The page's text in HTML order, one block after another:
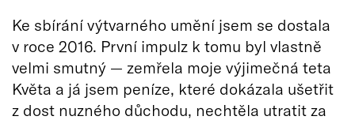
Ke sbírání výtvarného umění jsem se dostala
v roce 2016. První impulz k tomu byl vlastně
velmi smutný — zemřela moje výjimečná teta
Květa a já jsem peníze, které dokázala ušetřit
z dost nuzného důchodu, nechtěla utratit za